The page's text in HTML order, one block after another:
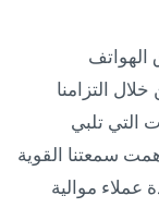
التزامنا
التي تلبي
سمعتنا القوية
عملاء موالية